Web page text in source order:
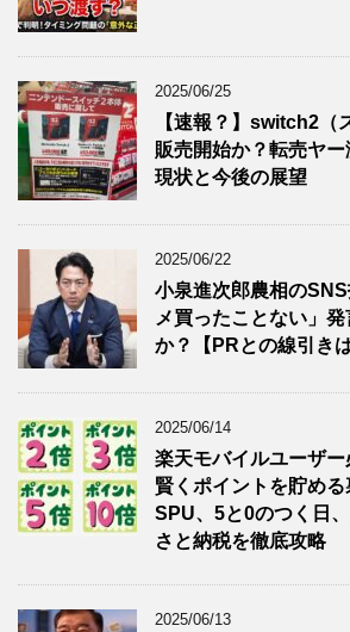
2025/06/25
【速報？】switch2（
販売開始か？転売ヤ
現状と今後の展望
2025/06/22
小泉進次郎農相の
メ買ったことない」
か？【PRとの線引きは
2025/06/14
楽天モバイルユーザ
賢くポイントを貯める
SPU、5と0のつく日
さと納税を徹底攻略
2025/06/13